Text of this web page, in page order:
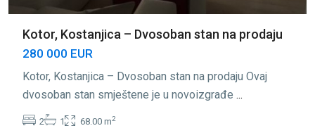
Kotor, Kostanjica – Dvosoban stan na prodaju
280 000 EUR
Kotor, Kostanjica – Dvosoban stan na prodaju Ovaj
dvosoban stan smještene je u novoizgrađe ...
2 1 68.00 m2